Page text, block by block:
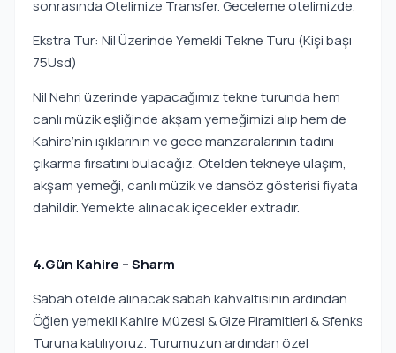
sonrasında Otelimize Transfer. Geceleme otelimizde.
Ekstra Tur: Nil Üzerinde Yemekli Tekne Turu (Kişi başı
75Usd)
Nil Nehri üzerinde yapacağımız tekne turunda hem
canlı müzik eşliğinde akşam yemeğimizi alıp hem de
Kahire’nin ışıklarının ve gece manzaralarının tadını
çıkarma fırsatını bulacağız. Otelden tekneye ulaşım,
akşam yemeği, canlı müzik ve dansöz gösterisi fiyata
dahildir. Yemekte alınacak içecekler extradır.
4.Gün Kahire – Sharm
Sabah otelde alınacak sabah kahvaltısının ardından
Öğlen yemekli Kahire Müzesi & Gize Piramitleri & Sfenks
Turuna katılıyoruz. Turumuzun ardından özel